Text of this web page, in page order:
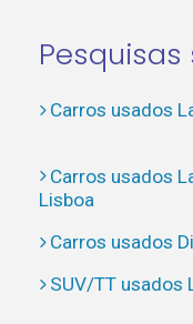
Carros usados
Carros usados
Lisboa
Carros usados
SUV/TT usados